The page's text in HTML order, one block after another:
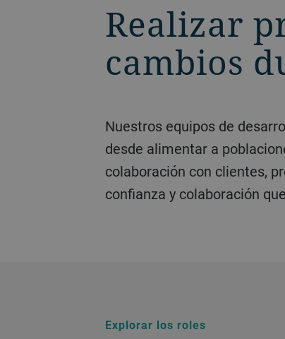
Realizar
cambios
Nuestros equipos de desarrollo de proyectos lideran la entrega integral de tecnologías que marcan la diferencia:
desde alimentar a
colaboración con clientes,
confianza y colaboración
Explorar los roles